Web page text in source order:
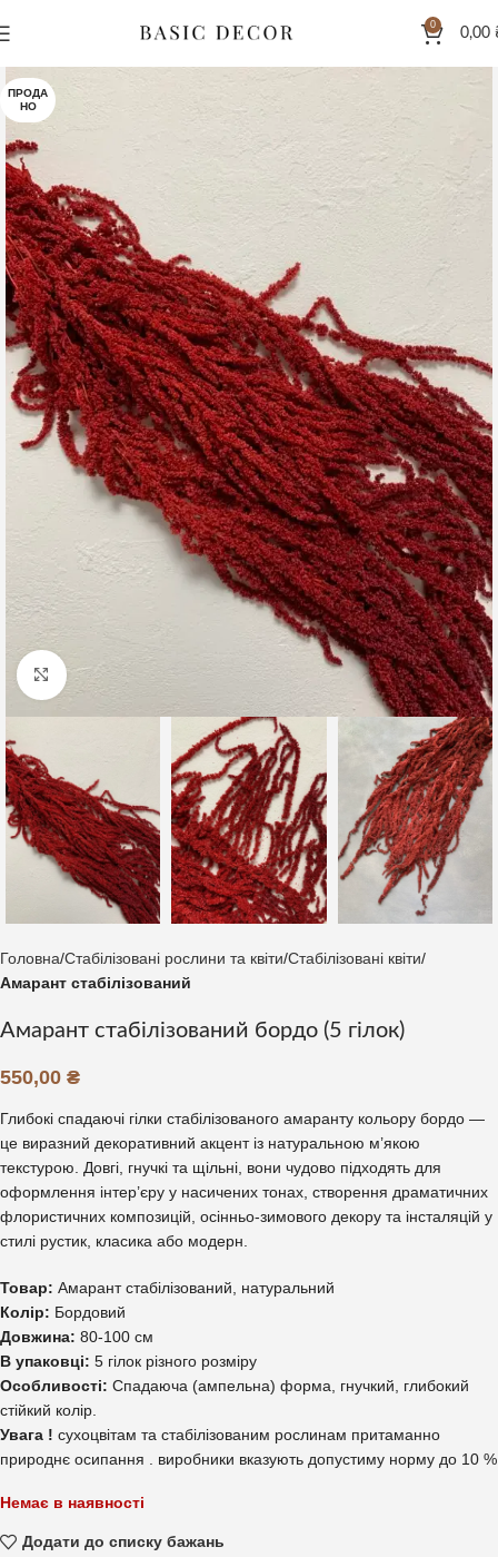
0
0,00
ПРОДА
НО
Клацніть, щоб збільшити
Головна Стабілізовані рослини та квіти Стабілізовані квіти
Амарант стабілізований
Амарант стабілізований бордо (5 гілок)
550,00 ₴
Глибокі спадаючі гілки стабілізованого амаранту кольору бордо —
це виразний декоративний акцент із натуральною м’якою
текстурою. Довгі, гнучкі та щільні, вони чудово підходять для
оформлення інтер’єру у насичених тонах, створення драматичних
флористичних композицій, осінньо-зимового декору та інсталяцій у
стилі рустик, класика або модерн.
Товар: Амарант стабілізований, натуральний
Колір: Бордовий
Довжина: 80-100 см
В упаковці: 5 гілок різного розміру
Особливості: Спадаюча (ампельна) форма, гнучкий, глибокий
стійкий колір.
Увага ! сухоцвітам та стабілізованим рослинам притаманно
природнє осипання . виробники вказують допустиму норму до 10 %
Немає в наявності
Додати до списку бажань